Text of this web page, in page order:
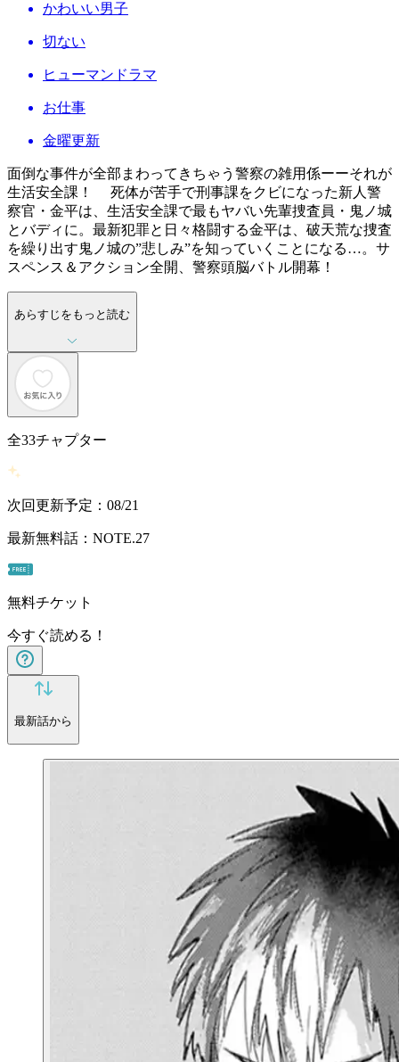
かわいい男子
切ない
ヒューマンドラマ
お仕事
金曜更新
面倒な事件が全部まわってきちゃう警察の雑用係ーーそれが
生活安全課！ 死体が苦手で刑事課をクビになった新人警
察官・金平は、生活安全課で最もヤバい先輩捜査員・鬼ノ城
とバディに。最新犯罪と日々格闘する金平は、破天荒な捜査
を繰り出す鬼ノ城の”悲しみ”を知っていくことになる…。サ
スペンス＆アクション全開、警察頭脳バトル開幕！
あらすじをもっと読む
全33チャプター
次回更新予定：08/21
最新無料話：NOTE.27
無料チケット
今すぐ読める！
最新話から